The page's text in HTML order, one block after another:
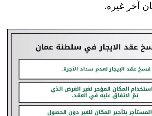
آخر غيره.